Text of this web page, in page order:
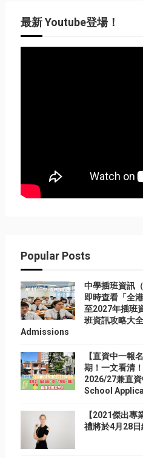
最新 Youtube登場！
Popular Posts
中學插班資訊
即時查看「全
至2027年插班
班資訊攻略大
Admissions
【直資中一報
期！一文看清
2026/27兼直
School
【2021傑出
禮將於4月28日